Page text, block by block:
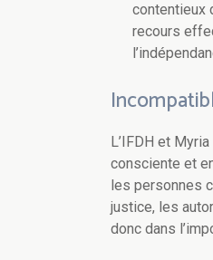
contentieux
recours
L’IFDH et
consciente et
les personnes
justice, les
donc dans